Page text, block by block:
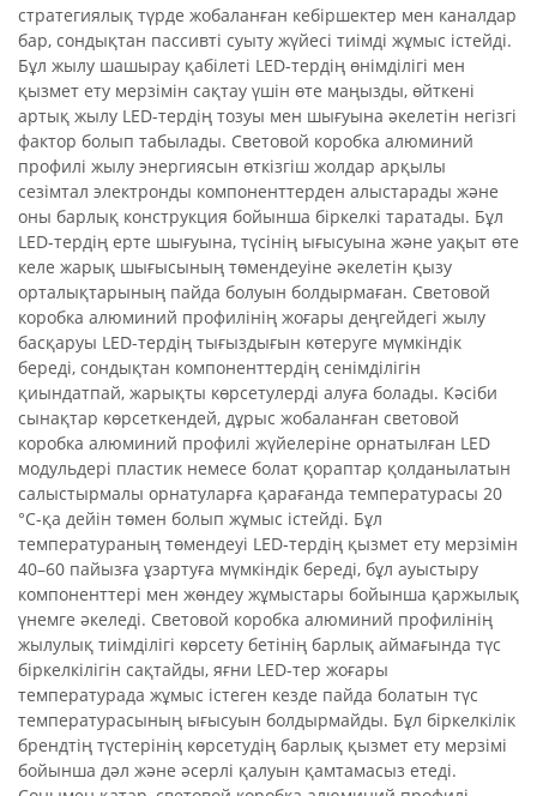
стратегиялық түрде жобаланған кебіршектер мен каналдар
бар, сондықтан пассивті суыту жүйесі тиімді жұмыс істейді.
Бұл жылу шашырау қабілеті LED-тердің өнімділігі мен
қызмет ету мерзімін сақтау үшін өте маңызды, өйткені
артық жылу LED-тердің тозуы мен шығуына әкелетін негізгі
фактор болып табылады. Световой коробка алюминий
профилі жылу энергиясын өткізгіш жолдар арқылы
сезімтал электронды компоненттерден алыстарады және
оны барлық конструкция бойынша біркелкі таратады. Бұл
LED-тердің ерте шығуына, түсінің ығысуына және уақыт өте
келе жарық шығысының төмендеуіне әкелетін қызу
орталықтарының пайда болуын болдырмаған. Световой
коробка алюминий профилінің жоғары деңгейдегі жылу
басқаруы LED-тердің тығыздығын көтеруге мүмкіндік
береді, сондықтан компоненттердің сенімділігін
қиындатпай, жарықты көрсетулерді алуға болады. Кәсіби
сынақтар көрсеткендей, дұрыс жобаланған световой
коробка алюминий профилі жүйелеріне орнатылған LED
модульдері пластик немесе болат қораптар қолданылатын
салыстырмалы орнатуларға қарағанда температурасы 20
°C-қа дейін төмен болып жұмыс істейді. Бұл
температураның төмендеуі LED-тердің қызмет ету мерзімін
40–60 пайызға ұзартуға мүмкіндік береді, бұл ауыстыру
компоненттері мен жөндеу жұмыстары бойынша қаржылық
үнемге әкеледі. Световой коробка алюминий профилінің
жылулық тиімділігі көрсету бетінің барлық аймағында түс
біркелкілігін сақтайды, яғни LED-тер жоғары
температурада жұмыс істеген кезде пайда болатын түс
температурасының ығысуын болдырмайды. Бұл біркелкілік
брендтің түстерінің көрсетудің барлық қызмет ету мерзімі
бойынша дәл және әсерлі қалуын қамтамасыз етеді.